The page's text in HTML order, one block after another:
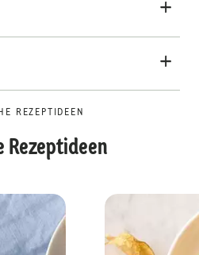
REZEPTIDEEN
Rezeptideen